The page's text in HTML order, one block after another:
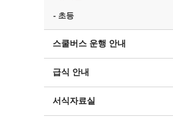
- 초등
스쿨버스 운행 안내
급식 안내
서식자료실